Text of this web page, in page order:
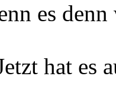
es
hat es